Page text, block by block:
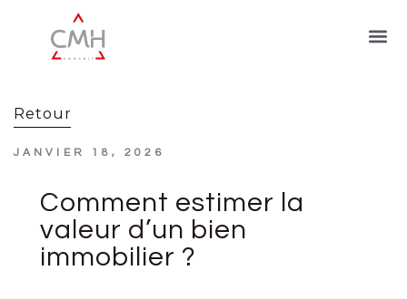
Retour
JANVIER 18, 2026
Comment estimer la
valeur d’un bien
immobilier ?